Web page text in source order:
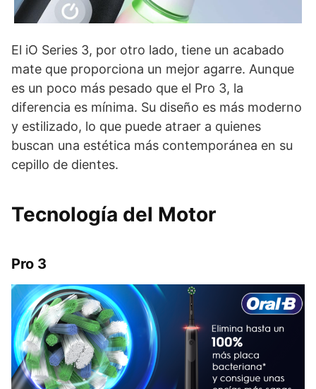
El iO Series 3, por otro lado, tiene un acabado
mate que proporciona un mejor agarre. Aunque
es un poco más pesado que el Pro 3, la
diferencia es mínima. Su diseño es más moderno
y estilizado, lo que puede atraer a quienes
buscan una estética más contemporánea en su
cepillo de dientes.
Tecnología del Motor
Pro 3